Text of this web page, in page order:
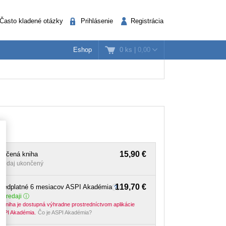
Často kladené otázky Prihlásenie Registrácia
0 ks | 0,00
Eshop
Verejná správa
15,90 €
Tlačená kniha
Predaj ukončený
119,70 €
Predplatné 6 mesiacov ASPI Akadémia
V predaji
E-kniha je dostupná výhradne prostredníctvom aplikácie
ASPI Akadémia. Čo je ASPI Akadémia?